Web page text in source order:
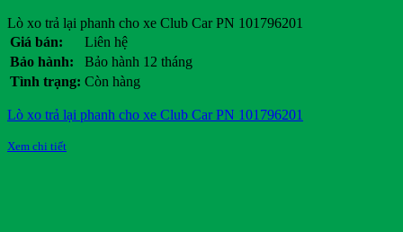
Lò xo trả lại phanh cho xe Club Car PN 101796201
Giá bán:
Liên hệ
Bảo hành:
Bảo hành 12 tháng
Tình trạng: Còn hàng
Lò xo trả lại phanh cho xe Club Car PN 101796201
Xem chi tiết